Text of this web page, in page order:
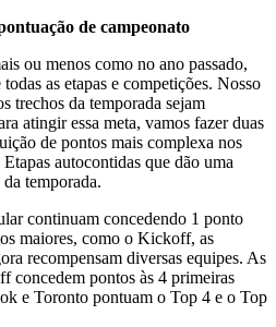
de campeonato
ou menos como no ano passado,
as etapas e competições. Nosso
trechos da temporada sejam
atingir essa meta, vamos fazer duas
de pontos mais complexa nos
autocontidas que dão uma
temporada.
continuam concedendo 1 ponto
maiores, como o Kickoff, as
recompensam diversas equipes. As
pontos às 4 primeiras
e Toronto pontuam o Top 4 e o Top